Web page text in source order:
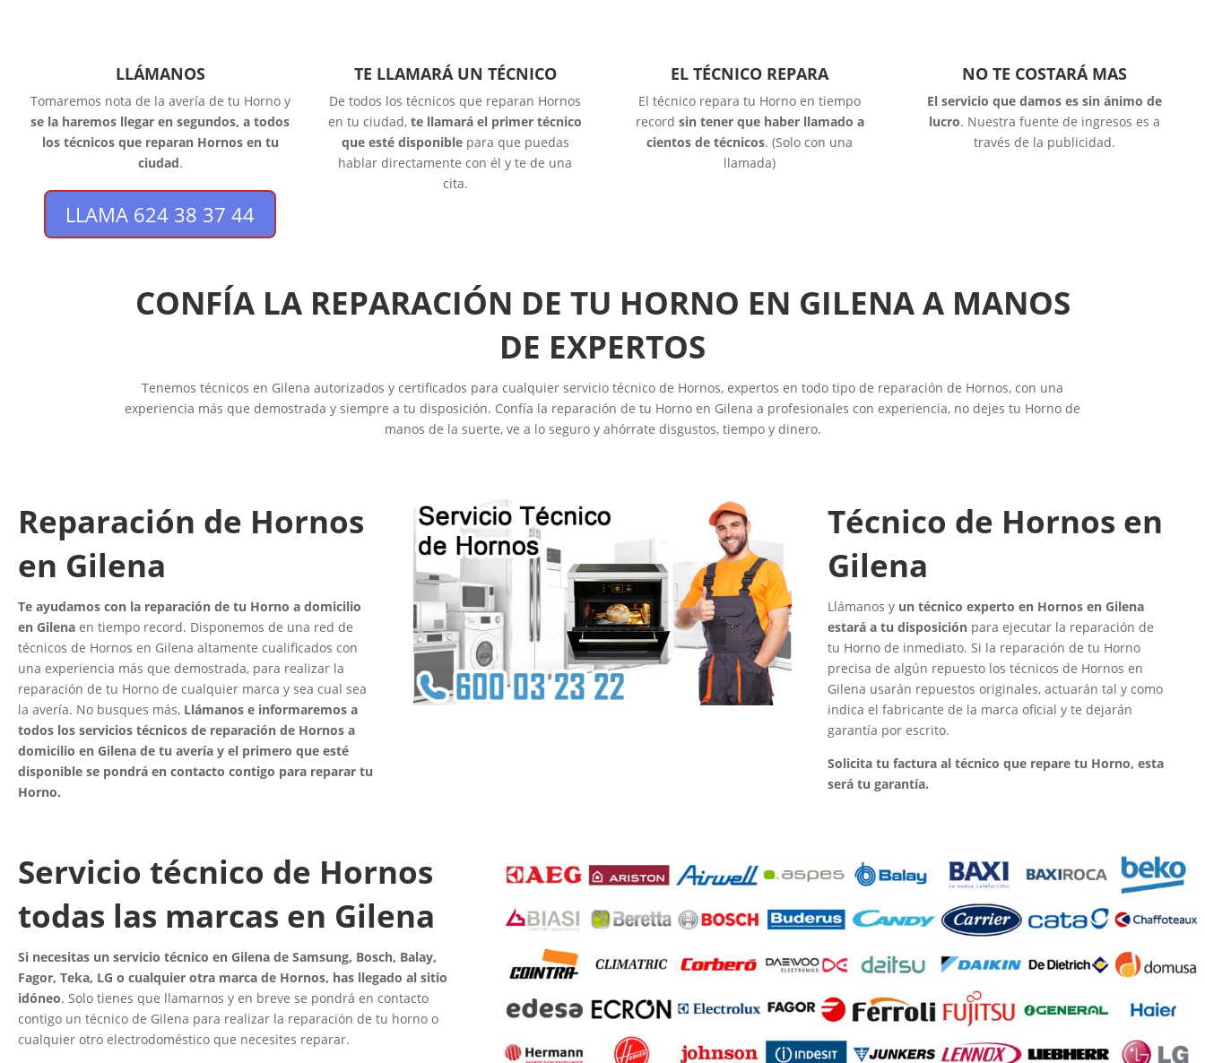
LLÁMANOS
Tomaremos nota de la avería de tu Horno y
se la haremos llegar en segundos, a todos
los técnicos que reparan Hornos en tu
ciudad.
LLAMA 624 38 37 44
TE LLAMARÁ UN TÉCNICO
De todos los técnicos que reparan Hornos
en tu ciudad,te llamará el primer técnico
que esté disponiblepara que puedas
hablar directamente con él y te de una
cita.
EL TÉCNICO REPARA
El técnico repara tu Horno en tiempo
record sin tener que haber llamado a
cientos de técnicos. (Solo con una
llamada)
NO TE COSTARÁ MAS
El servicio que damos es sin ánimo de
lucro. Nuestra fuente de ingresos es a
través de la publicidad.
CONFÍA LA REPARACIÓN DE TU HORNO EN GILENA A MANOS
DE EXPERTOS
Tenemos técnicos en Gilena autorizados y certificados para cualquier servicio técnico de Hornos, expertos en todo tipo de reparación de Hornos, con una
experiencia más que demostrada y siempre a tu disposición. Confía la reparación de tu Horno en Gilena a profesionales con experiencia, no dejes tu Horno de
manos de la suerte, ve a lo seguro y ahórrate disgustos, tiempo y dinero.
Reparación de Hornos
en Gilena
Te ayudamos con la reparación de tu Horno a domicilio
en Gilena en tiempo record. Disponemos de una red de
técnicos de Hornos en Gilena altamente cualificados con
una experiencia más que demostrada, para realizar la
reparación de tu Horno de cualquier marca y sea cual sea
la avería. No busques más, Llámanos e informaremos a
todos los servicios técnicos de reparación de Hornos a
domicilio en Gilena de tu avería y el primero que esté
disponible se pondrá en contacto contigo para reparar tu
Horno.
Técnico de Hornos en
Gilena
Llámanos y un técnico experto en Hornos en Gilena
estará a tu disposiciónpara ejecutar la reparación de
tu Horno de inmediato. Si la reparación de tu Horno
precisa de algún repuesto los técnicos de Hornos en
Gilena usarán repuestos originales, actuarán tal y como
indica el fabricante de la marca oficial y te dejarán
garantía por escrito.
Solicita tu factura al técnico que repare tu Horno, esta
será tu garantía.
Servicio técnico de Hornos
todas las marcas en Gilena
Si necesitas un servicio técnico en Gilena de Samsung, Bosch, Balay,
Fagor, Teka, LG o cualquier otra marca de Hornos, has llegado al sitio
idóneo. Solo tienes que llamarnos y en breve se pondrá en contacto
contigo un técnico de Gilena para realizar la reparación de tu horno o
cualquier otro electrodoméstico que necesites reparar.